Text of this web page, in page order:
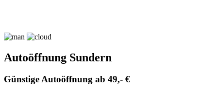
Autoöffnung Sundern
Günstige Autoöffnung ab 49,- €